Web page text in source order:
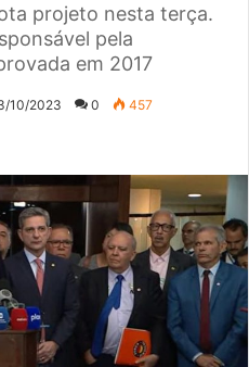
projeto nesta terça.
pela
em 2017
10/2023 0 457